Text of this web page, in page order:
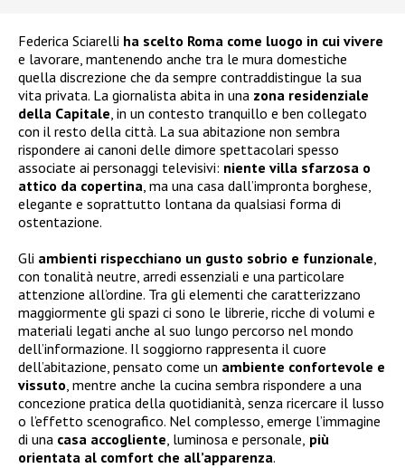
Federica Sciarelli ha scelto Roma come luogo in cui vivere
e lavorare, mantenendo anche tra le mura domestiche
quella discrezione che da sempre contraddistingue la sua
vita privata. La giornalista abita in una zona residenziale
della Capitale, in un contesto tranquillo e ben collegato
con il resto della città. La sua abitazione non sembra
rispondere ai canoni delle dimore spettacolari spesso
associate ai personaggi televisivi: niente villa sfarzosa o
attico da copertina, ma una casa dall’impronta borghese,
elegante e soprattutto lontana da qualsiasi forma di
ostentazione.
Gli ambienti rispecchiano un gusto sobrio e funzionale,
con tonalità neutre, arredi essenziali e una particolare
attenzione all’ordine. Tra gli elementi che caratterizzano
maggiormente gli spazi ci sono le librerie, ricche di volumi e
materiali legati anche al suo lungo percorso nel mondo
dell’informazione. Il soggiorno rappresenta il cuore
dell’abitazione, pensato come un ambiente confortevole e
vissuto, mentre anche la cucina sembra rispondere a una
concezione pratica della quotidianità, senza ricercare il lusso
o l’effetto scenografico. Nel complesso, emerge l’immagine
di una casa accogliente, luminosa e personale, più
orientata al comfort che all’apparenza.